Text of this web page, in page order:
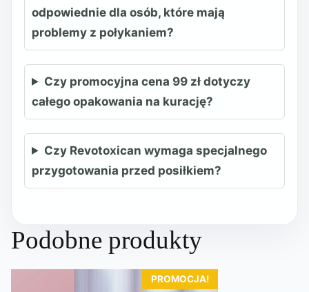
odpowiednie dla osób, które mają
problemy z połykaniem?
Czy promocyjna cena 99 zł dotyczy
całego opakowania na kurację?
Czy Revotoxican wymaga specjalnego
przygotowania przed posiłkiem?
Podobne produkty
PROMOCJA!